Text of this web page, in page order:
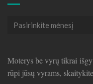
Seni
Moterys be vyrų tikrai
rūpi jūsų vyrams,